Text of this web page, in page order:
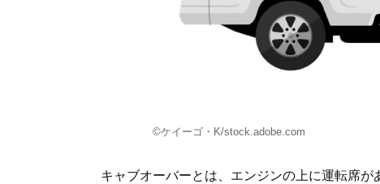
©ケイーゴ・K/stock.adobe.com
キャブオーバーとは、エンジンの上に運転席